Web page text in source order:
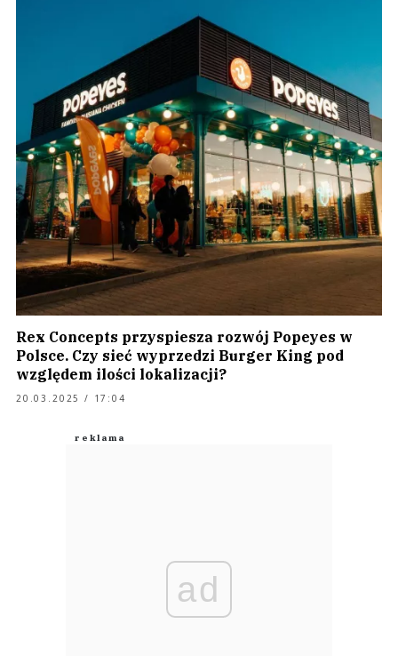
Rex Concepts przyspiesza rozwój Popeyes w
Polsce. Czy sieć wyprzedzi Burger King pod
względem ilości lokalizacji?
20.03.2025 / 17:04
ad